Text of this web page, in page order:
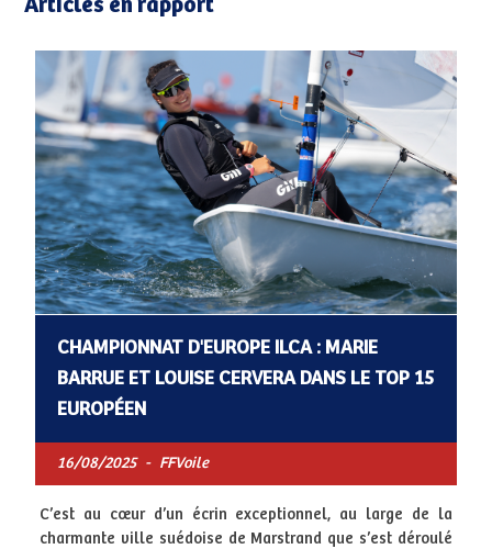
Articles en rapport
CHAMPIONNAT D'EUROPE ILCA : MARIE
BARRUE ET LOUISE CERVERA DANS LE TOP 15
EUROPÉEN
16/08/2025 - FFVoile
C’est au cœur d’un écrin exceptionnel, au large de la
charmante ville suédoise de Marstrand que s’est déroulé